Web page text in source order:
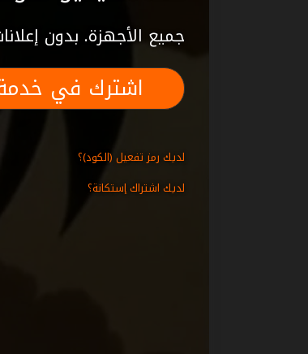
جميع الأجهزة. بدون
اشترك في
لديك رمز تفعيل (الكود)؟
لديك اشتراك إستكانة؟